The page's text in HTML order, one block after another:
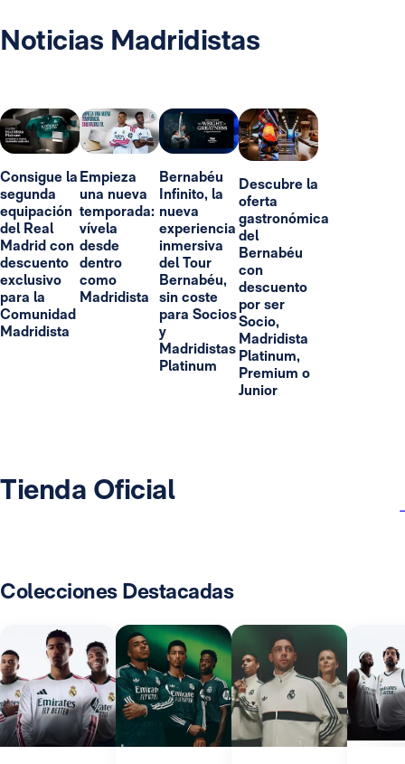
Noticias Madridistas
Consigue la
segunda
equipación
del Real
Madrid con
descuento
exclusivo
para la
Comunidad
Madridista
Empieza
una nueva
temporada:
vívela
desde
dentro
como
Madridista
Bernabéu
Infinito, la
nueva
experiencia
inmersiva
del Tour
Bernabéu,
sin coste
para Socios
y
Madridistas
Platinum
Descubre la
oferta
gastronómica
del
Bernabéu
con
descuento
por ser
Socio,
Madridista
Platinum,
Premium o
Junior
Tienda Oficial
Colecciones Destacadas